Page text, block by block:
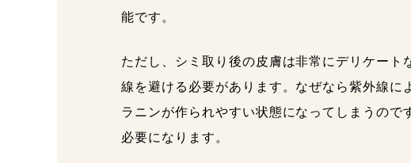
能です。
ただし、シミ取り後の皮膚は非常にデリケート
線を避ける必要があります。なぜなら紫外線に
ラニンが作られやすい状態になってしまうので
必要になります。